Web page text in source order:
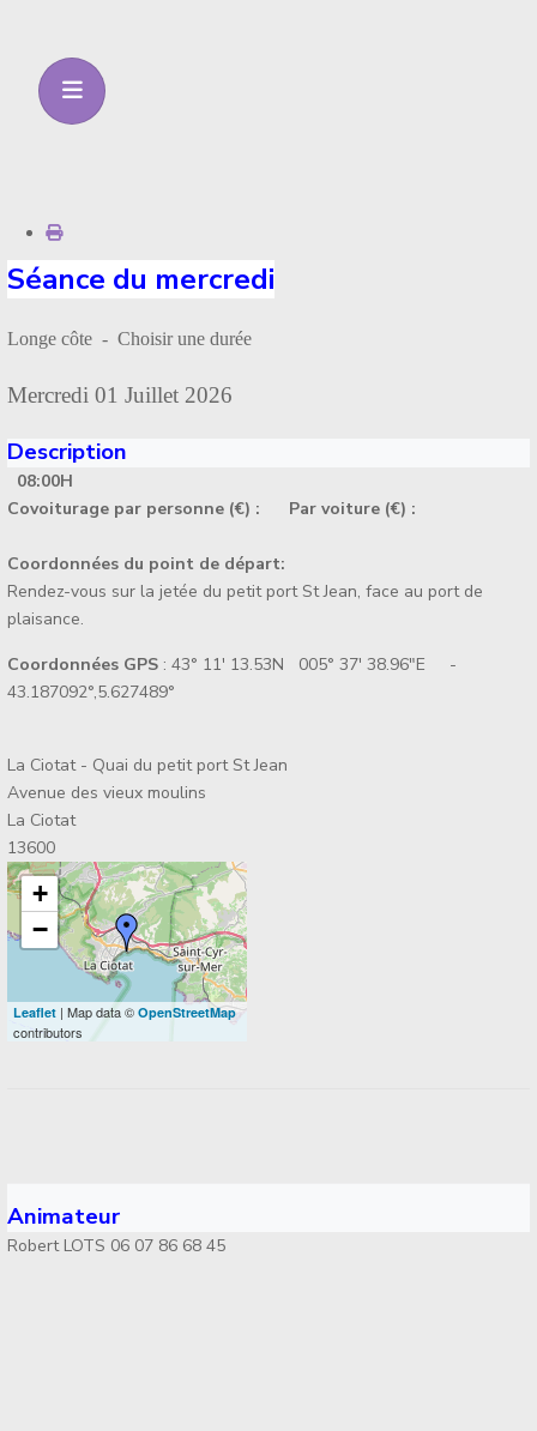
Séance du mercredi
Longe côte - Choisir une durée
Mercredi 01 Juillet 2026
Description
08:00H
Covoiturage par personne (€) :
Par voiture (€) :
Coordonnées du point de départ:
Rendez-vous sur la jetée du petit port St Jean, face au port de
plaisance.
Coordonnées GPS : 43° 11' 13.53N 005° 37' 38.96"E -
43.187092°,5.627489°
La Ciotat - Quai du petit port St Jean
Avenue des vieux moulins
La Ciotat
13600
+
−
Leaflet | Map data ©OpenStreetMap
contributors
Animateur
Robert LOTS 06 07 86 68 45